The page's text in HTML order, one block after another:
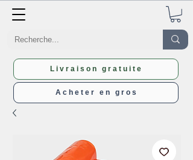
Livraison gratuite
Acheter en gros